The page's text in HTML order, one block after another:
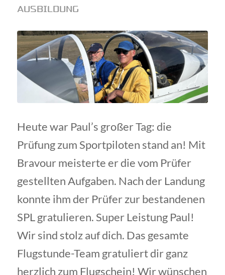
AUSBILDUNG
Heute war Paul’s großer Tag: die
Prüfung zum Sportpiloten stand an! Mit
Bravour meisterte er die vom Prüfer
gestellten Aufgaben. Nach der Landung
konnte ihm der Prüfer zur bestandenen
SPL gratulieren. Super Leistung Paul!
Wir sind stolz auf dich. Das gesamte
Flugstunde-Team gratuliert dir ganz
herzlich zum Flugschein! Wir wünschen